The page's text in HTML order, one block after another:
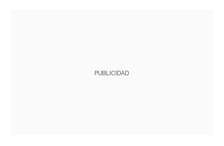
PUBLICIDAD